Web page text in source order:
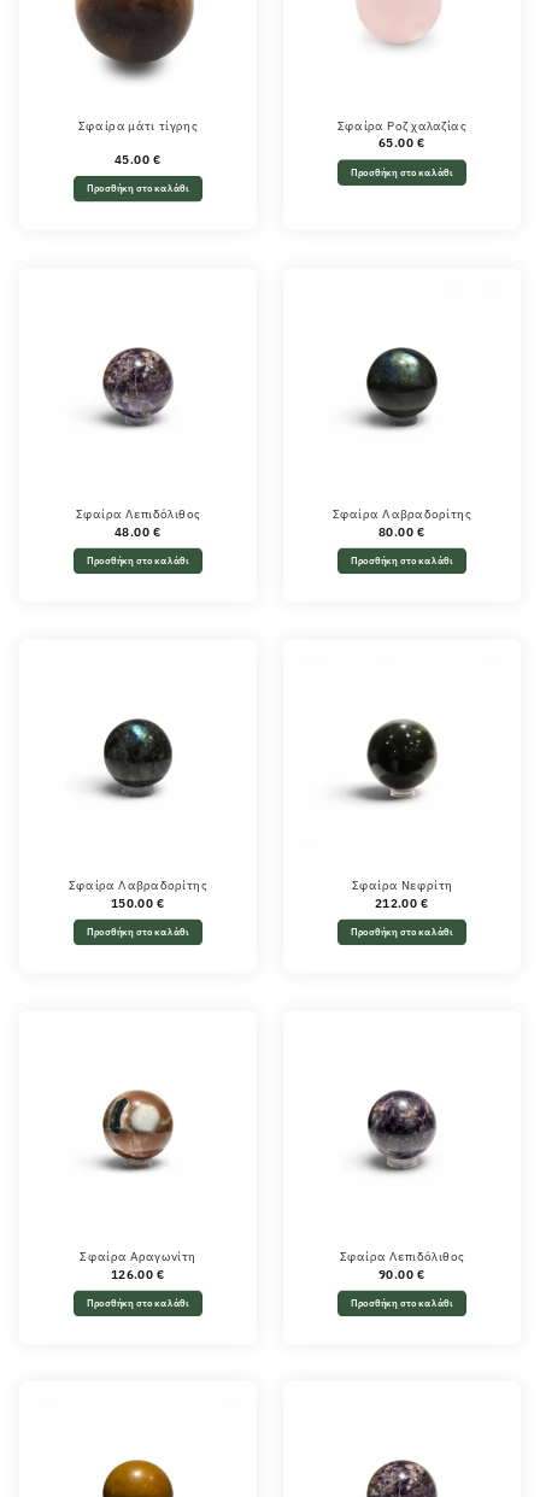
Σφαίρα μάτι τίγρης
45.00 €
Προσθήκη στο καλάθι
Σφαίρα Ροζ χαλαζίας
65.00 €
Προσθήκη στο καλάθι
Σφαίρα Λεπιδόλιθος
48.00 €
Προσθήκη στο καλάθι
Σφαίρα Λαβραδορίτης
80.00 €
Προσθήκη στο καλάθι
Σφαίρα Λαβραδορίτης
150.00 €
Προσθήκη στο καλάθι
Σφαίρα Νεφρίτη
212.00 €
Προσθήκη στο καλάθι
Σφαίρα Αραγωνίτη
126.00 €
Προσθήκη στο καλάθι
Σφαίρα Λεπιδόλιθος
90.00 €
Προσθήκη στο καλάθι